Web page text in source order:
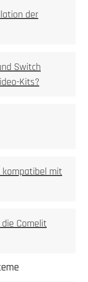
und gewerbliche
der
Switch
Kits?
kompatibel mit
Comelit